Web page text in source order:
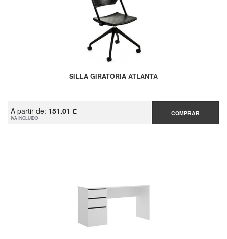
SILLA GIRATORIA ATLANTA
A partir de: 151.01 €
IVA INCLUIDO
COMPRAR